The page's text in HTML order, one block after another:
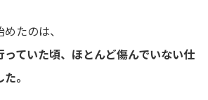
たのは、
ていた頃、ほとんど傷んでいない仕
。